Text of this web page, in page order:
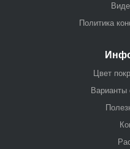
Политика
Цвет
Варианты